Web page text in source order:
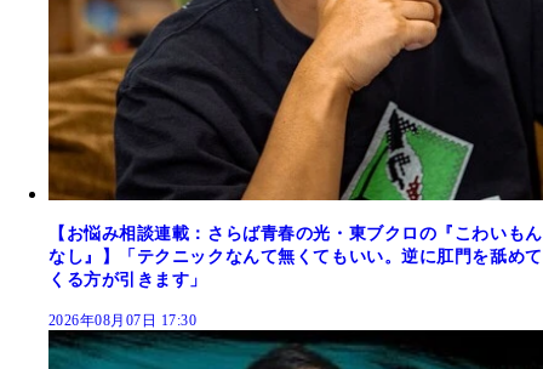
【お悩み相談連載：さらば青春の光・東ブクロの『こわいもん
なし』】「テクニックなんて無くてもいい。逆に肛門を舐めて
くる方が引きます」
2026年08月07日 17:30